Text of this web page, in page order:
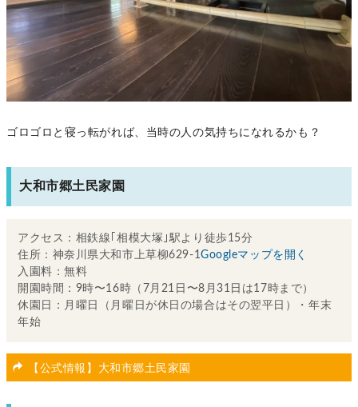
ゴロゴロと寝っ転がれば、当時の人の気持ちになれるかも？
大和市郷土民家園
アクセス：相鉄線｢相模大塚｣駅より徒歩15分
住所：神奈川県大和市上草柳629-1Googleマップを開く
入園料：無料
開園時間：9時〜16時（7月21日〜8月31日は17時まで）
休園日：月曜日（月曜日が休日の場合はその翌平日）・年末
年始
【公式情報】大和市郷土民家園